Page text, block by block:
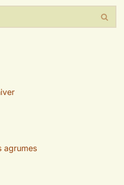
agrumes